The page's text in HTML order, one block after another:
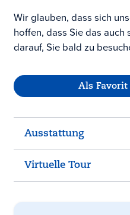
Wir glauben, dass sich
hoffen, dass Sie das auch
darauf, Sie bald zu
Als
Ausstattung
Virtuelle Tour